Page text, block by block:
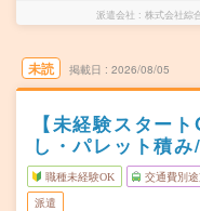
派遣会社 株式会社綜
未読 掲載日 2026/08/05
【未経験スター
し・パレット積
職種未経験OK 交通費別途
派遣